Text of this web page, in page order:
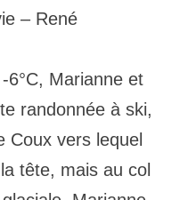
– René
6°C, Marianne et
randonnée à ski,
Coux vers lequel
tête, mais au col